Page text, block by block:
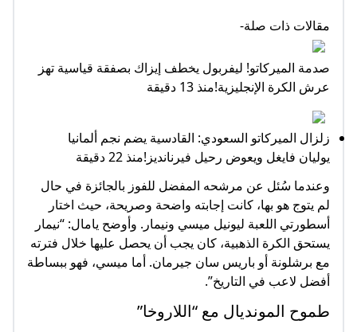
مقالات ذات صلة-
صدمة الميركاتو! ليفربول يخطف إيزاك بصفقة قياسية تهز
عرش الكرة الإنجليزية!منذ 13 دقيقة
زلزال الميركاتو السعودي: القادسية يضم نجم ألمانيا
يوليان فايغل ويعوض رحيل فيرنانديز!منذ 22 دقيقة
وعندما سُئل عن مرشحه المفضل للفوز بالجائزة في حال
لم يتوج هو بها، كانت إجابته واضحة وصريحة، حيث اختار
أسطورتي اللعبة ليونيل ميسي ونيمار. وأوضح يامال: “نيمار
يستحق الكرة الذهبية، كان يجب أن يحصل عليها خلال فترته
مع برشلونة أو باريس سان جيرمان. أما ميسي، فهو ببساطة
أفضل لاعب في التاريخ”.
طموح المونديال مع “اللاروخا”